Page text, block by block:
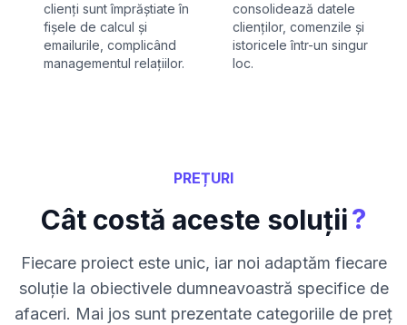
clienți sunt împrăștiate în
fișele de calcul și
emailurile, complicând
managementul relațiilor.
consolidează datele
clienților, comenzile și
istoricele într-un singur
loc.
PREȚURI
Cât costă aceste soluții?
Fiecare proiect este unic, iar noi adaptăm fiecare
soluție la obiectivele dumneavoastră specifice de
afaceri. Mai jos sunt prezentate categoriile de preț